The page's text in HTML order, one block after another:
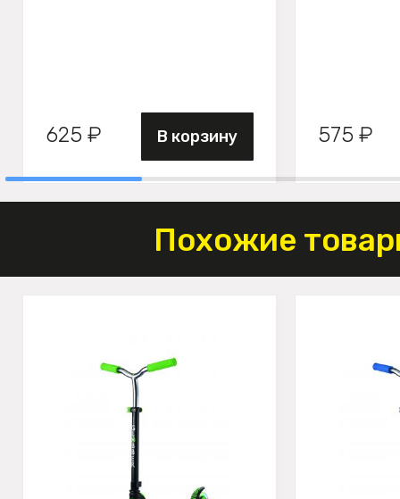
625 ₽ В корзину 575 ₽
Похожие